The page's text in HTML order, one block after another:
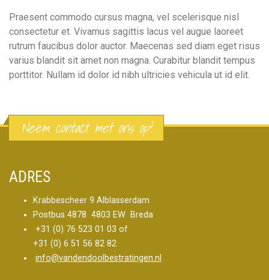
Praesent commodo cursus magna, vel scelerisque nisl
consectetur et. Vivamus sagittis lacus vel augue laoreet
rutrum faucibus dolor auctor. Maecenas sed diam eget risus
varius blandit sit amet non magna. Curabitur blandit tempus
porttitor. Nullam id dolor id nibh ultricies vehicula ut id elit.
Neem contact met ons op!
ADRES
Krabbescheer 9 Alblasserdam
Postbus 4878 4803 EW Breda
+31 (0) 76 523 01 03 of
+31 (0) 6 51 56 82 82
info@vandendoolbestratingen.nl